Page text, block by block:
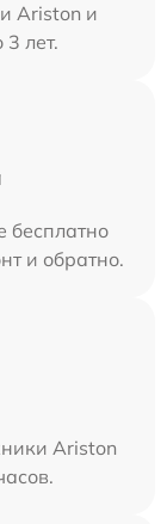
Ariston и
лет.
и обратно.
Ariston